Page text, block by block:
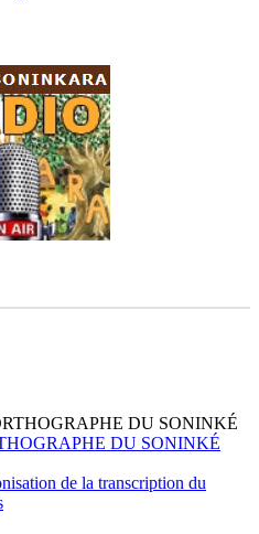
DU SONINKÉ
de la transcription du